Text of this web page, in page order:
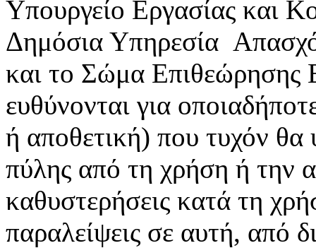
Υπουργείο Εργασίας και
Δημόσια Υπηρεσία
και το Σώμα Επιθεώρησης
ευθύνονται για
ή αποθετική) που τυχόν θα
πύλης από τη χρήση ή την
καθυστερήσεις κατά τη
παραλείψεις σε αυτή, από